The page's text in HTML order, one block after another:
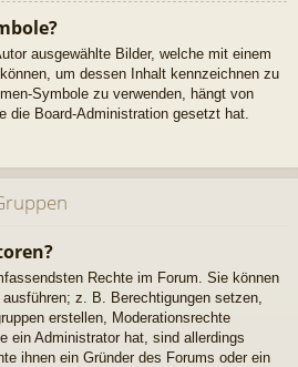
ausgewählte Bilder, welche mit einem
um dessen Inhalt kennzeichnen zu
Symbole zu verwenden, hängt von
die Board-Administration gesetzt hat.
Rechte im Forum. Sie können
z. B. Berechtigungen setzen,
erstellen, Moderationsrechte
ein Administrator hat, sind allerdings
ihnen ein Gründer des Forums oder ein